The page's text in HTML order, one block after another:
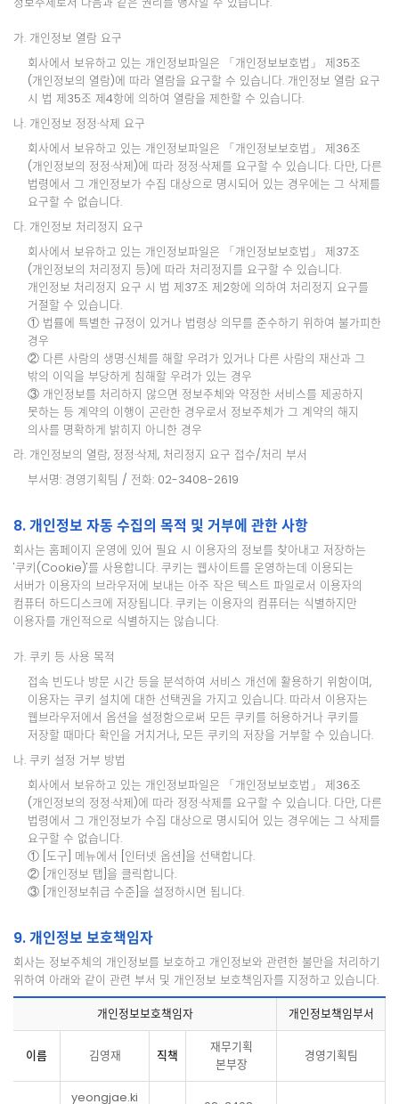
가. 개인정보 열람 요구
회사에서 보유하고 있는 개인정보파일은 「개인정보보호법」 제35조
(개인정보의 열람)에 따라 열람을 요구할 수 있습니다. 개인정보 열람 요구
시 법 제35조 제4항에 의하여 열람을 제한할 수 있습니다.
나. 개인정보 정정·삭제 요구
회사에서 보유하고 있는 개인정보파일은 「개인정보보호법」 제36조
(개인정보의 정정·삭제)에 따라 정정·삭제를 요구할 수 있습니다. 다만, 다른
법령에서 그 개인정보가 수집 대상으로 명시되어 있는 경우에는 그 삭제를
요구할 수 없습니다.
다. 개인정보 처리정지 요구
회사에서 보유하고 있는 개인정보파일은 「개인정보보호법」 제37조
(개인정보의 처리정지 등)에 따라 처리정지를 요구할 수 있습니다.
개인정보 처리정지 요구 시 법 제37조 제2항에 의하여 처리정지 요구를
거절할 수 있습니다.
① 법률에 특별한 규정이 있거나 법령상 의무를 준수하기 위하여 불가피한
경우
② 다른 사람의 생명·신체를 해할 우려가 있거나 다른 사람의 재산과 그
밖의 이익을 부당하게 침해할 우려가 있는 경우
③ 개인정보를 처리하지 않으면 정보주체와 약정한 서비스를 제공하지
못하는 등 계약의 이행이 곤란한 경우로서 정보주체가 그 계약의 해지
의사를 명확하게 밝히지 아니한 경우
라. 개인정보의 열람, 정정·삭제, 처리정지 요구 접수/처리 부서
부서명: 경영기획팀 / 전화: 02-3408-2619
8. 개인정보 자동 수집의 목적 및 거부에 관한 사항
회사는 홈페이지 운영에 있어 필요 시 이용자의 정보를 찾아내고 저장하는
'쿠키(Cookie)'를 사용합니다. 쿠키는 웹사이트를 운영하는데 이용되는
서버가 이용자의 브라우저에 보내는 아주 작은 텍스트 파일로서 이용자의
컴퓨터 하드디스크에 저장됩니다. 쿠키는 이용자의 컴퓨터는 식별하지만
이용자를 개인적으로 식별하지는 않습니다.
가. 쿠키 등 사용 목적
접속 빈도나 방문 시간 등을 분석하여 서비스 개선에 활용하기 위함이며,
이용자는 쿠키 설치에 대한 선택권을 가지고 있습니다. 따라서 이용자는
웹브라우저에서 옵션을 설정함으로써 모든 쿠키를 허용하거나 쿠키를
저장할 때마다 확인을 거치거나, 모든 쿠키의 저장을 거부할 수 있습니다.
나. 쿠키 설정 거부 방법
회사에서 보유하고 있는 개인정보파일은 「개인정보보호법」 제36조
(개인정보의 정정·삭제)에 따라 정정·삭제를 요구할 수 있습니다. 다만, 다른
법령에서 그 개인정보가 수집 대상으로 명시되어 있는 경우에는 그 삭제를
요구할 수 없습니다.
① [도구] 메뉴에서 [인터넷 옵션]을 선택합니다.
② [개인정보 탭]을 클릭합니다.
③ [개인정보취급 수준]을 설정하시면 됩니다.
9. 개인정보 보호책임자
회사는 정보주체의 개인정보를 보호하고 개인정보와 관련한 불만을 처리하기
위하여 아래와 같이 관련 부서 및 개인정보 보호책임자를 지정하고 있습니다.
개인정보보호책임자 개인정보책임부서
이름 김영재 직책
재무기획
본부장
경영기획팀
yeongjae.ki